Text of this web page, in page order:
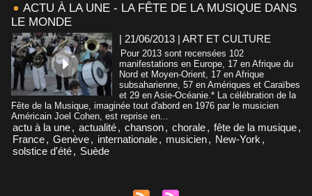
ACTU À LA UNE - LA FÊTE DE LA MUSIQUE DANS
LE MONDE
| 21/06/2013 | ART ET CULTURE
Pour 2013 sont recensées 102
manifestations en Europe, 17 en Afrique du
Nord et Moyen-Orient, 17 en Afrique
subsaharienne, 57 en Amériques et Caraïbes
et 29 en Asie-Océanie.* La célébration de la
Fête de la Musique, imaginée tout d'abord en 1976 par le musicien
Américain Joel Cohen, est reprise en...
actu à la une, actualité, chanson, chorale, fête de la musique,
France, Genève, internationale, musicien, New-York ,
solstice d'été, Suède